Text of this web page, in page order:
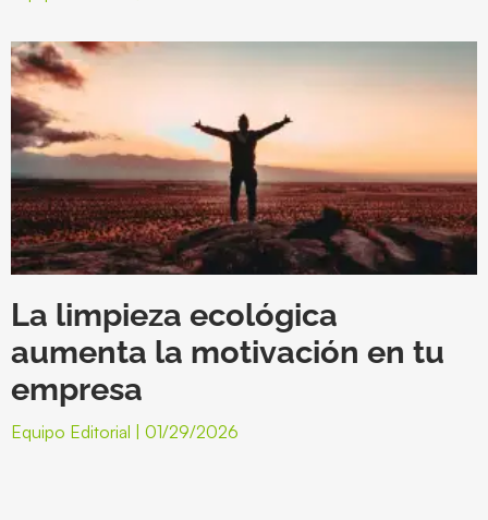
La limpieza ecológica
aumenta la motivación en tu
empresa
Equipo Editorial 01/29/2026